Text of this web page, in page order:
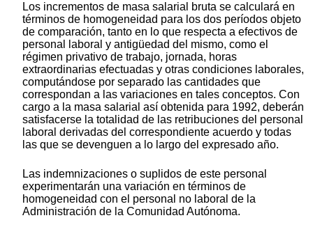
Los incrementos de masa salarial bruta se calculará en
términos de homogeneidad para los dos períodos objeto
de comparación, tanto en lo que respecta a efectivos de
personal laboral y antigüedad del mismo, como el
régimen privativo de trabajo, jornada, horas
extraordinarias efectuadas y otras condiciones laborales,
computándose por separado las cantidades que
correspondan a las variaciones en tales conceptos. Con
cargo a la masa salarial así obtenida para 1992, deberán
satisfacerse la totalidad de las retribuciones del personal
laboral derivadas del correspondiente acuerdo y todas
las que se devenguen a lo largo del expresado año.
Las indemnizaciones o suplidos de este personal
experimentarán una variación en términos de
homogeneidad con el personal no laboral de la
Administración de la Comunidad Autónoma.